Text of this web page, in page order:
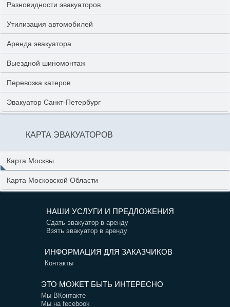
Разновидности эвакуаторов
Утилизация автомобилей
Аренда эвакуатора
Выездной шиномонтаж
Перевозка катеров
Эвакуатор Санкт-Петербург
КАРТА ЭВАКУАТОРОВ
Карта Москвы
Карта Московской Области
НАШИ УСЛУГИ И ПРЕДЛОЖЕНИЯ
Сдать эвакуатор в аренду
Взять эвакуатор в аренду
ИНФОРМАЦИЯ ДЛЯ ЗАКАЗЧИКОВ
Контакты
ЭТО МОЖЕТ БЫТЬ ИНТЕРЕСНО
Мы ВКонтакте
Мы на fecebook